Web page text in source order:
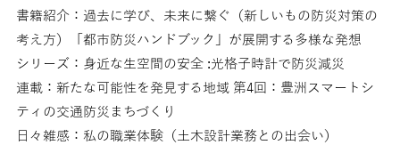
書籍紹介：過去に学び、未来に繋ぐ（新しいもの防災対策の
考え方）「都市防災ハンドブック」が展開する多様な発想
シリーズ：身近な生空間の安全 :光格子時計で防災減災
連載：新たな可能性を発見する地域 第4回：豊洲スマートシ
ティの交通防災まちづくり
日々雑感：私の職業体験（土木設計業務との出会い）